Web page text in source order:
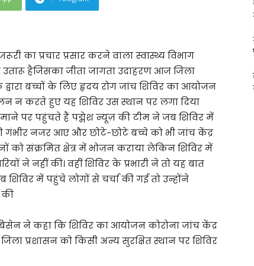
का प्रचार प्रसार करने वाला स्वास्थ्य विभाग
हैजिसका जीता जागता उदाहरण आज जिला
बच्चों के लिए हृदय रोग जांच शिविर का आयोजन
न करते हुए यह शिविर उस स्थान पर लगा दिया
पर पहुंचते हैं पद्मेश न्यूज़ की टीम ने जब शिविर में
गंभीर नजर आए और छोटे-छोटे बच्चे को भी जांच केंद्र
संक्रमित क्षेत्र में भोजन कराया लेकिन शिविर में
ने नहीं की। वहीं शिविर के प्रभारी ने तो यह बात
में पहुंचे लोगों से चर्चा की गई तो उन्होंने
की
ने कहा कि शिविर का आयोजन कोरोना जांच केंद्र
प्रशासन को किसी अन्य सुरक्षित स्थान पर शिविर